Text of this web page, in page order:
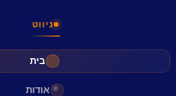
ניווט
בית
אודות